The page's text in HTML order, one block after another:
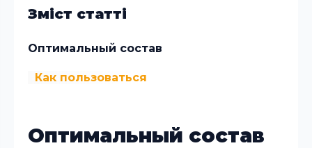
Зміст статті
Оптимальный состав
Как пользоваться
Оптимальный состав